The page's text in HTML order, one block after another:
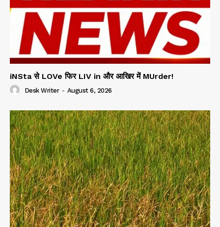
iNSta से LOVe फिर LIV in और आखिर में MUrder!
Desk Writer - August 6, 2026